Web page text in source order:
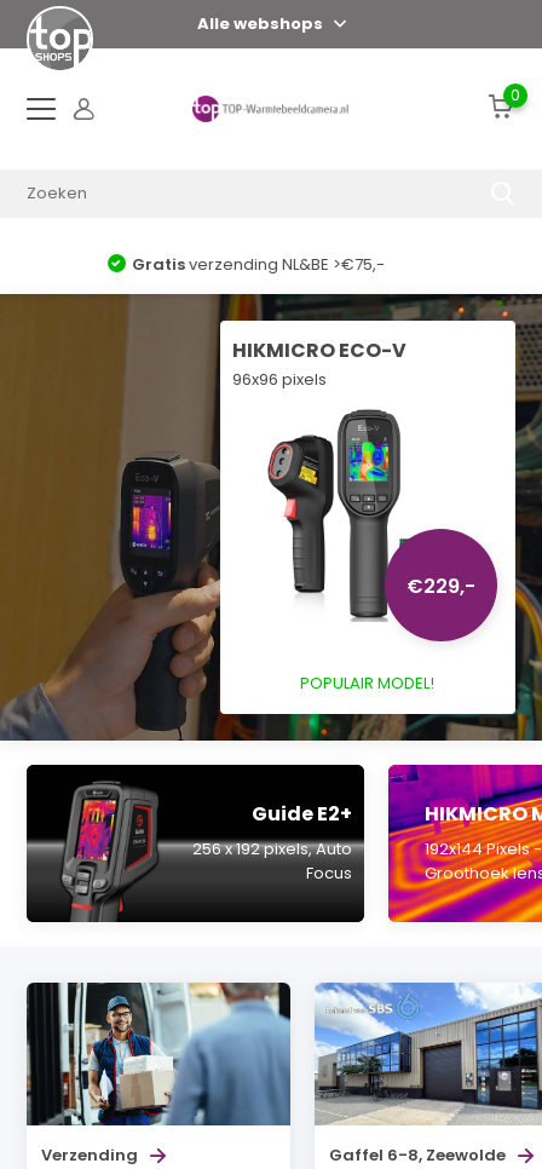
Alle webshops
0
Voor 17:00 uur = zelfde dag verzonden*
HIKMICRO ECO-V
96x96 pixels
€229,-
POPULAIR MODEL!
Guide E2+
256 x 192 pixels, Auto
Focus
HIKMICRO
192x144 Pixels -
Groothoek
Verzending Gaffel 6-8, Zeewolde